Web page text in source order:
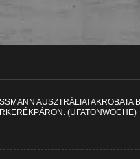
AUSZTRÁLIAI AKROBATA
(UFATONWOCHE)